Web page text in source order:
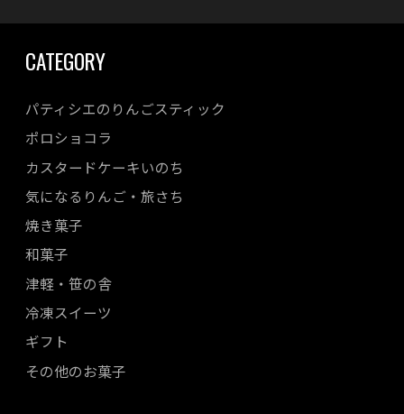
CATEGORY
パティシエのりんごスティック
ポロショコラ
カスタードケーキいのち
気になるりんご・旅さち
焼き菓子
和菓子
津軽・笹の舎
冷凍スイーツ
ギフト
その他のお菓子